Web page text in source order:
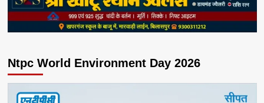
Ntpc World Environment Day 2026